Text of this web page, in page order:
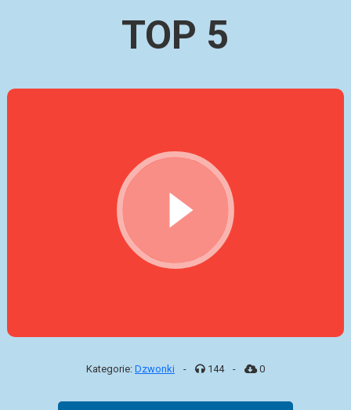
TOP 5
Kategorie: Dzwonki - 144 - 0